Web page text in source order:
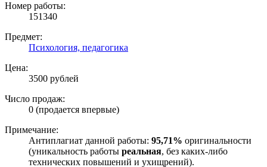
Номер работы:
151340
Предмет:
Психология, педагогика
Цена:
3500 рублей
Число продаж:
0 (продается впервые)
Примечание:
Антиплагиат данной работы: 95,71% оригинальности
(уникальность работы реальная, без каких-либо
технических повышений и ухищрений).